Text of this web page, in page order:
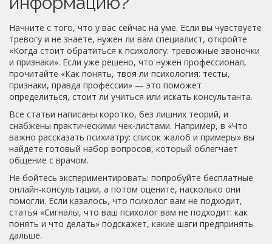
Начните с того, что у вас сейчас на уме. Если вы чувствуете
тревогу и не знаете, нужен ли вам специалист, откройте
«Когда стоит обратиться к психологу: тревожные звоночки
и признаки». Если уже решено, что нужен профессионал,
прочитайте «Как понять, твоя ли психология: тесты,
признаки, правда профессии» — это поможет
определиться, стоит ли учиться или искать консультанта.
Все статьи написаны коротко, без лишних теорий, и
снабжены практическими чек‑листами. Например, в «Что
важно рассказать психиатру: список жалоб и примеры» вы
найдёте готовый набор вопросов, который облегчает
общение с врачом.
Не бойтесь экспериментировать: попробуйте бесплатные
онлайн‑консультации, а потом оцените, насколько они
помогли. Если казалось, что психолог вам не подходит,
статья «Сигналы, что ваш психолог вам не подходит: как
понять и что делать» подскажет, какие шаги предпринять
дальше.